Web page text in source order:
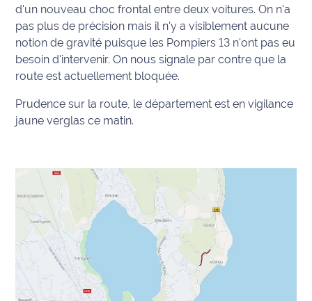
Info
route
Justice
Météo
Santé
Social
Transport
National
d'un nouveau choc frontal entre deux voitures. On n'a
pas plus de précision mais il n'y a visiblement aucune
notion de gravité puisque les Pompiers 13 n'ont pas eu
besoin d'intervenir. On nous signale par contre que la
route est actuellement bloquée.
Prudence sur la route, le département est en vigilance
jaune verglas ce matin.